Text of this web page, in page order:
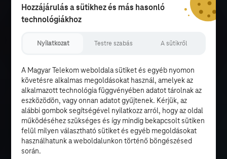
Hozzájárulás a sütikhez és más hasonló
technológiákhoz
Nyilatkozat Testre szabás A sütikről
A Magyar Telekom weboldala sütiket és egyéb nyomon
követésre alkalmas megoldásokat használ, amelyek az
alkalmazott technológia függvényében adatot tárolnak az
eszközödön, vagy onnan adatot gyűjtenek. Kérjük, az
alábbi gombok segítségével nyilatkozz arról, hogy az oldal
működéséhez szükséges és így mindig bekapcsolt sütiken
felül milyen választható sütiket és egyéb megoldásokat
használhatunk a weboldalunkon történő böngészésed
során.